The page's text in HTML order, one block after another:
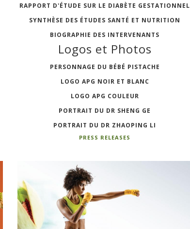
RAPPORT D'ÉTUDE SUR LE DIABÈTE GESTATIONNEL
SYNTHÈSE DES ÉTUDES SANTÉ ET NUTRITION
BIOGRAPHIE DES INTERVENANTS
Logos et Photos
PERSONNAGE DU BÉBÉ PISTACHE
LOGO APG NOIR ET BLANC
LOGO APG COULEUR
PORTRAIT DU DR SHENG GE
PORTRAIT DU DR ZHAOPING LI
PRESS RELEASES